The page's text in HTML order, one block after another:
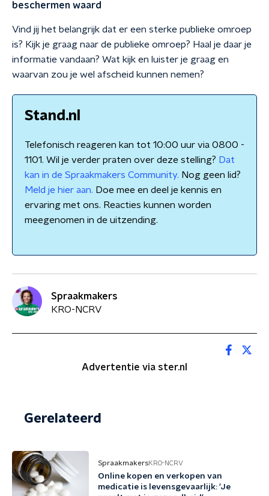
beschermen waard
Vind jij het belangrijk dat er een sterke publieke omroep
is? Kijk je graag naar de publieke omroep? Haal je daar je
informatie vandaan? Wat kijk en luister je graag en
waarvan zou je wel afscheid kunnen nemen?
Stand.nl
Telefonisch reageren kan tot 10:00 uur via 0800 -
1101. Wil je verder praten over deze stelling? Dat
kan in de Spraakmakers Community. Nog geen lid?
Meld je hier aan. Doe mee en deel je kennis en
ervaring met ons. Reacties kunnen worden
meegenomen in de uitzending.
Spraakmakers
KRO-NCRV
Advertentie via ster.nl
Gerelateerd
SpraakmakersKRO-NCRV
Online kopen en verkopen van
medicatie is levensgevaarlijk: 'Je